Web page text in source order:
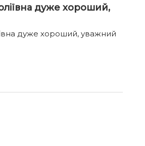
дуже хороший,
дуже хороший, уважний